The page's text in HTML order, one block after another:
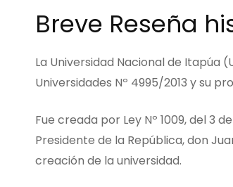
Breve Reseña
La Universidad Nacional de Itapúa
Universidades Nº 4995/2013 y su
Fue creada por Ley Nº 1009, del 3
Presidente de la República, don
creación de la universidad.